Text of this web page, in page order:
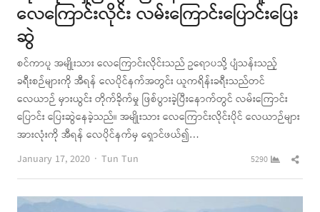
လေကြောင်းလိုင်း လမ်းကြောင်းပြောင်းပြေး
ဆွဲ
စင်ကာပူ အမျိုးသား လေကြောင်းလိုင်းသည် ဥရောပသို့ ပျံသန်းသည့်
ခရီးစဉ်များကို အီရန် လေပိုင်နက်အတွင်း ယူကရိန်းခရီးသည်တင်
လေယာဉ် မှားယွင်း တိုက်ခိုက်မှု ဖြစ်ပွားခဲ့ပြီးနောက်တွင် လမ်းကြောင်း
ပြောင်း ပြေးဆွဲနေခဲ့သည်။ အမျိုးသား လေကြောင်းလိုင်းပိုင် လေယာဉ်များ
အားလုံးကို အီရန် လေပိုင်နက်မှ ရှောင်ဖယ်၍…
January 17, 2020
Author
Tun Tun 5290